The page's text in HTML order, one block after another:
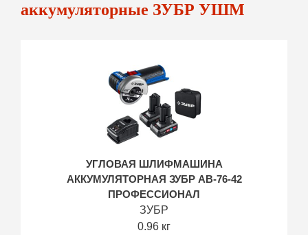
аккумуляторные ЗУБР УШМ
УГЛОВАЯ ШЛИФМАШИНА
АККУМУЛЯТОРНАЯ ЗУБР AB-76-42
ПРОФЕССИОНАЛ
ЗУБР
0.96 кг